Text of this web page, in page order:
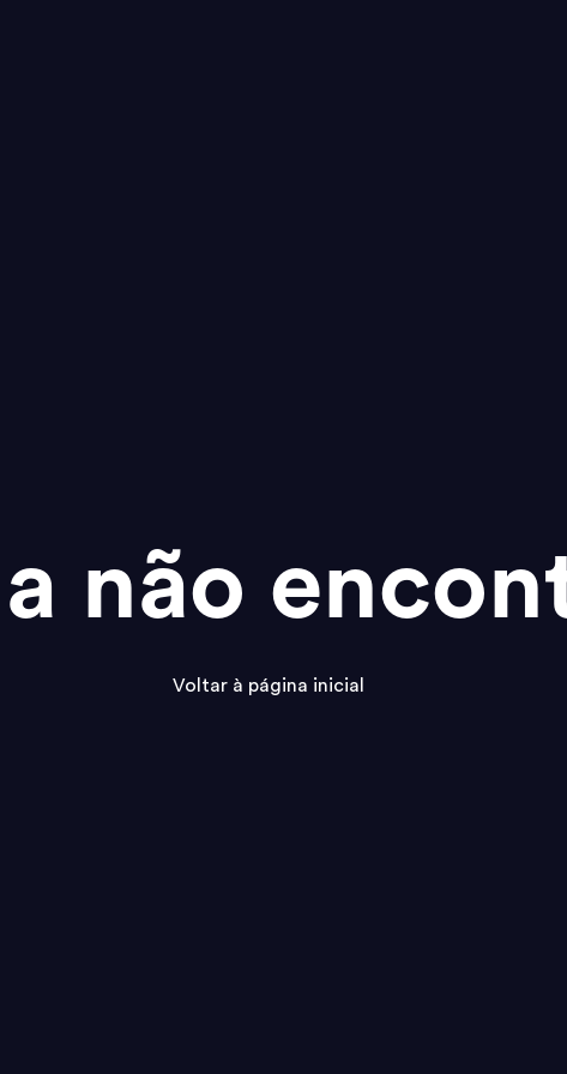
não
Voltar à página inicial